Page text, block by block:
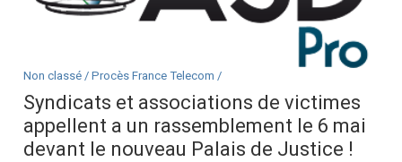
Non classé /Procès France Telecom /
Syndicats et associations de victimes
appellent a un rassemblement le 6 mai
devant le nouveau Palais de Justice !